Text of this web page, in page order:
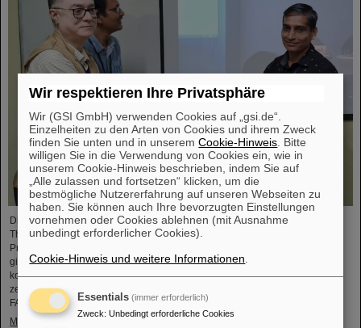
Die CBM-Kollaboration hat zwei Nachwuchsforschende mit dem „CBM Best
Thesis Award“ für herausragende Promotionsarbeiten ausgezeichnet. Die
Preise wurden während des CBM-Kollaborationsmeetings verliehen und
gingen an Dr. Vikas Singhal und Dr. Marcel Bajdel. Das CBM-Experiment für
komprimierte Kernmaterie (Compressed Baryonic Matter) ist eine der
zentralen Forschungssäulen des internationalen Beschleunigerzentrums
FAIR, das derzeit bei GSI entsteht.
Mehr »
Wir respektieren Ihre Privatsphäre
Wir (GSI GmbH) verwenden Cookies auf „gsi.de“.
Einzelheiten zu den Arten von Cookies und ihrem Zweck
finden Sie unten und in unseremCookie-Hinweis . Bitte
willigen Sie in die Verwendung von Cookies ein, wie in
unserem Cookie-Hinweis beschrieben, indem Sie auf
„Alle zulassen und fortsetzen“ klicken, um die
bestmögliche Nutzererfahrung auf unseren Webseiten zu
haben. Sie können auch Ihre bevorzugten Einstellungen
vornehmen oder Cookies ablehnen (mit Ausnahme
unbedingt erforderlicher Cookies).
Cookie-Hinweis und weitere Informationen
Essentials (immer erforderlich)
Zweck: Unbedingt erforderliche Cookies